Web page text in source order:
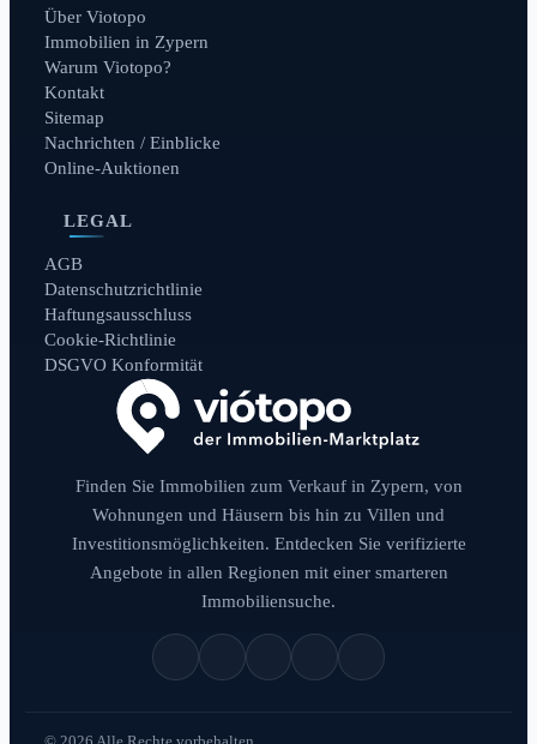
Über Viotopo
Immobilien in Zypern
Warum Viotopo?
Kontakt
Sitemap
Nachrichten / Einblicke
Online-Auktionen
LEGAL
AGB
Datenschutzrichtlinie
Haftungsausschluss
Cookie-Richtlinie
DSGVO Konformität
Finden Sie Immobilien zum Verkauf in Zypern, von
Wohnungen und Häusern bis hin zu Villen und
Investitionsmöglichkeiten. Entdecken Sie verifizierte
Angebote in allen Regionen mit einer smarteren
Immobiliensuche.